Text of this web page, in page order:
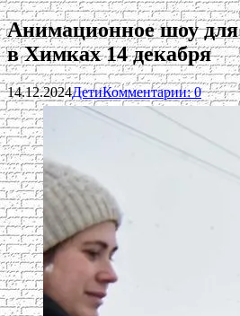
Анимационное шоу для
в Химках 14 декабря
14.12.2024ДетиКомментарии: 0